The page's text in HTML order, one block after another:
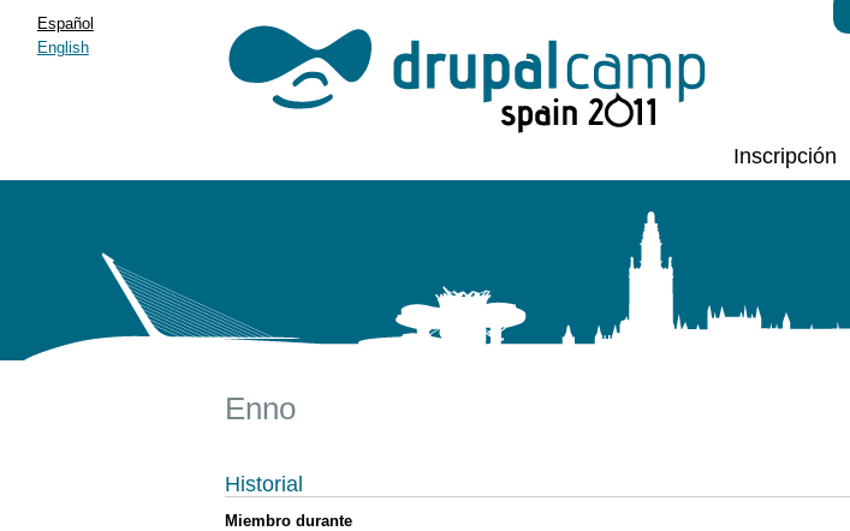
Inscripción
Español
English
Enno
Historial
Miembro durante